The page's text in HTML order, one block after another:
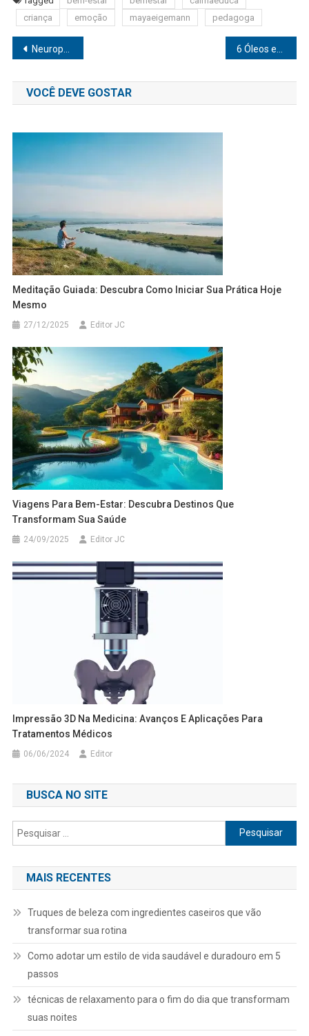
criança
emoção mayaeigemann pedagoga
Navegação
de
Post
Neuropatia Diabética: o que é e como se trata?
VOCÊ DEVE GOSTAR
Meditação Guiada: Descubra Como Iniciar Sua Prática Hoje
Mesmo
27/12/2025 Editor JC
Viagens Para Bem-Estar: Descubra Destinos Que
Transformam Sua Saúde
24/09/2025 Editor JC
Impressão 3D Na Medicina: Avanços E Aplicações Para
Tratamentos Médicos
06/06/2024 Editor
BUSCA NO SITE
Pesquisar
por:
MAIS RECENTES
Truques de beleza com ingredientes caseiros que vão
transformar sua rotina
Como adotar um estilo de vida saudável e duradouro em 5
passos
técnicas de relaxamento para o fim do dia que transformam
suas noites